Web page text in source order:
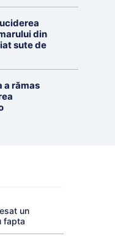
din
sute de
a rămas
un
fapta